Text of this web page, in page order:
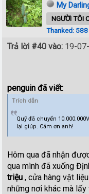
My
NGƯỜI TÔI
Thanked:
Trả lời #40 vào: 19-
penguin đã viết:
Trích dẫn
Quỹ đã chuyển
lại giúp. Cảm ơn anh!
Hôm qua đã nhận
qua mình đã xuống
triệu , cửa hàng vật
những nơi khác mà